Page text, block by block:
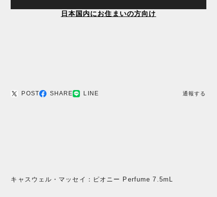
日本国内にお住まいの方向け
POST SHARE LINE 通報する
キャスウェル・マッセイ：ピオニー Perfume 7.5mL